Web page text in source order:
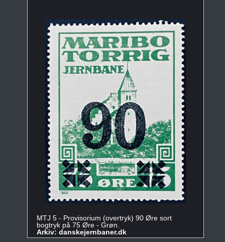
MTJ 5 - Provisorium (overtryk) 90 Øre sort
bogtryk på 75 Øre - Grøn.
Arkiv: danskejernbaner.dk